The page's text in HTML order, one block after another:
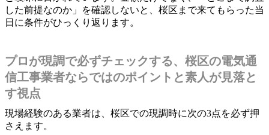
した前提なのか」を確認しないと、桜区まで来てもらった当
日に条件がひっくり返ります。
プロが現調で必ずチェックする、桜区の電気通
信工事業者ならではのポイントと素人が見落と
す視点
現場経験のある業者は、桜区での現調時に次の3点を必ず押
さえます。